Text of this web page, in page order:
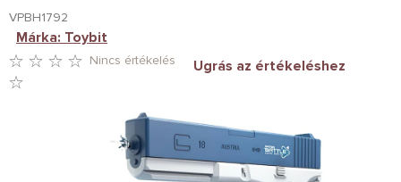
VPBH1792
Nincs értékelés Ugrás az értékeléshez
Márka: Toybit